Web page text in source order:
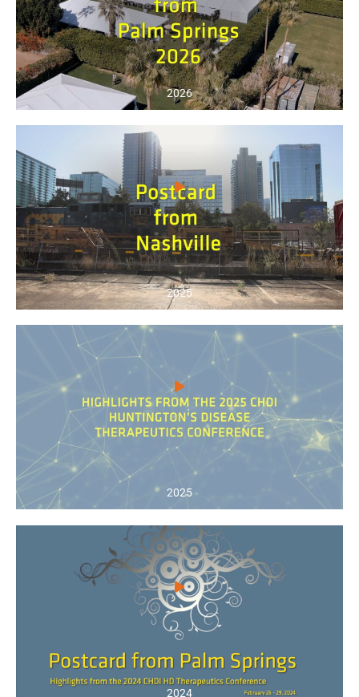
2026
2025
2025
2024